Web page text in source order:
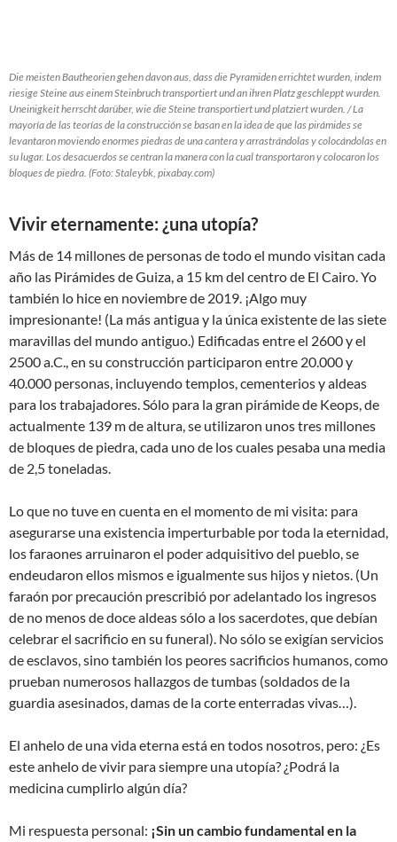
Die meisten Bautheorien gehen davon aus, dass die Pyramiden errichtet wurden, indem
riesige Steine aus einem Steinbruch transportiert und an ihren Platz geschleppt wurden.
Uneinigkeit herrscht darüber, wie die Steine transportiert und platziert wurden. / La
mayoría de las teorías de la construcción se basan en la idea de que las pirámides se
levantaron moviendo enormes piedras de una cantera y arrastrándolas y colocándolas en
su lugar. Los desacuerdos se centran la manera con la cual transportaron y colocaron los
bloques de piedra. (Foto: Staleybk, pixabay.com)
Vivir eternamente: ¿una utopía?
Más de 14 millones de personas de todo el mundo visitan cada
año las Pirámides de Guiza, a 15 km del centro de El Cairo. Yo
también lo hice en noviembre de 2019. ¡Algo muy
impresionante! (La más antigua y la única existente de las siete
maravillas del mundo antiguo.) Edificadas entre el 2600 y el
2500 a.C., en su construcción participaron entre 20.000 y
40.000 personas, incluyendo templos, cementerios y aldeas
para los trabajadores. Sólo para la gran pirámide de Keops, de
actualmente 139 m de altura, se utilizaron unos tres millones
de bloques de piedra, cada uno de los cuales pesaba una media
de 2,5 toneladas.
Lo que no tuve en cuenta en el momento de mi visita: para
asegurarse una existencia imperturbable por toda la eternidad,
los faraones arruinaron el poder adquisitivo del pueblo, se
endeudaron ellos mismos e igualmente sus hijos y nietos. (Un
faraón por precaución prescribió por adelantado los ingresos
de no menos de doce aldeas sólo a los sacerdotes, que debían
celebrar el sacrificio en su funeral). No sólo se exigían servicios
de esclavos, sino también los peores sacrificios humanos, como
prueban numerosos hallazgos de tumbas (soldados de la
guardia asesinados, damas de la corte enterradas vivas…).
El anhelo de una vida eterna está en todos nosotros, pero: ¿Es
este anhelo de vivir para siempre una utopía? ¿Podrá la
medicina cumplirlo algún día?
Mi respuesta personal: ¡Sin un cambio fundamental en la